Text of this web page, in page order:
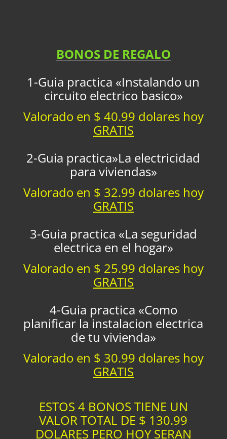
BONOS DE REGALO
1-Guia practica «Instalando un
circuito electrico basico»
Valorado en $ 40.99 dolares hoy
GRATIS
2-Guia practica»La electricidad
para viviendas»
Valorado en $ 32.99 dolares hoy
GRATIS
3-Guia practica «La seguridad
electrica en el hogar»
Valorado en $ 25.99 dolares hoy
GRATIS
4-Guia practica «Como
planificar la instalacion electrica
de tu vivienda»
Valorado en $ 30.99 dolares hoy
GRATIS
ESTOS 4 BONOS TIENE UN
VALOR TOTAL DE $ 130.99
DOLARES PERO HOY SERAN